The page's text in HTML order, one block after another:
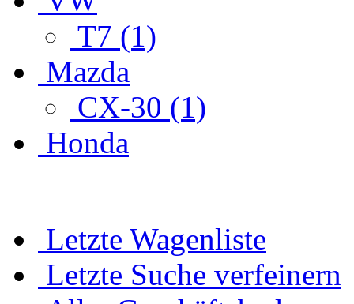
T7 (1)
Mazda
CX-30 (1)
Honda
Letzte Wagenliste
Letzte Suche verfeinern